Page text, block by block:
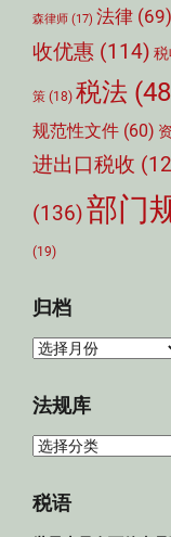
森律师 (17) 法律 (69)
收优惠 (114)
策 (18) 税法
规范性文件 (60)
进出口税收
(136)部门
(19)
归档
归
法规库
法
库
税语